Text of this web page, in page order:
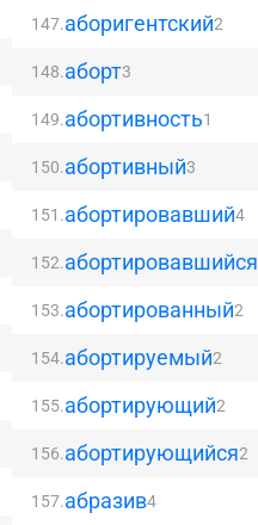
147.аборигентский2
148.аборт3
149.абортивность1
150.абортивный3
151.абортировавший4
152.абортировавшийся
153.абортированный2
154.абортируемый2
155.абортирующий2
156.абортирующийся2
157.абразив4